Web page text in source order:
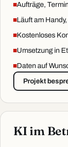
Aufträge,
Läuft am
Kostenloses
Umsetzung in
Daten auf
Projekt
KI im